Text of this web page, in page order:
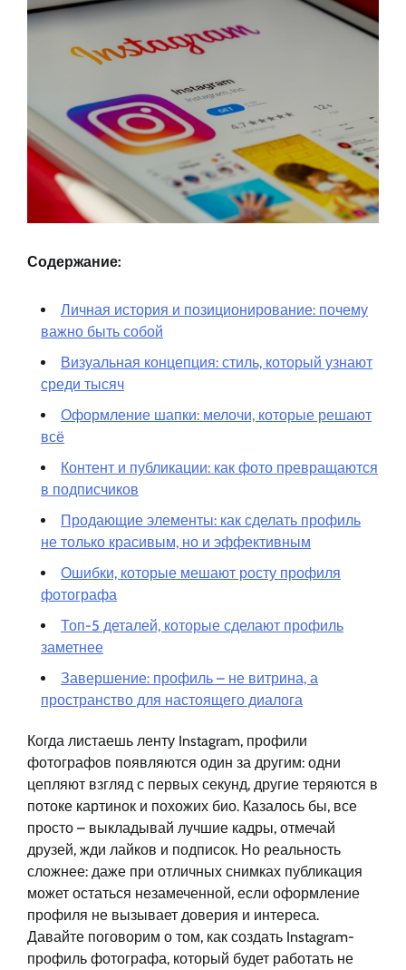
Содержание:
Личная история и позиционирование: почему
важно быть собой
Визуальная концепция: стиль, который узнают
среди тысяч
Оформление шапки: мелочи, которые решают
всё
Контент и публикации: как фото превращаются
в подписчиков
Продающие элементы: как сделать профиль
не только красивым, но и эффективным
Ошибки, которые мешают росту профиля
фотографа
Топ-5 деталей, которые сделают профиль
заметнее
Завершение: профиль – не витрина, а
пространство для настоящего диалога
Когда листаешь ленту Instagram, профили
фотографов появляются один за другим: одни
цепляют взгляд с первых секунд, другие теряются в
потоке картинок и похожих био. Казалось бы, все
просто – выкладывай лучшие кадры, отмечай
друзей, жди лайков и подписок. Но реальность
сложнее: даже при отличных снимках публикация
может остаться незамеченной, если оформление
профиля не вызывает доверия и интереса.
Давайте поговорим о том, как создать Instagram-
профиль фотографа, который будет работать не